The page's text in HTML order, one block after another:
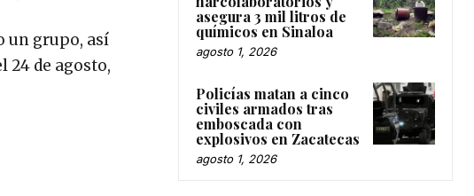
un grupo, así
24 de agosto,
asegura 3 mil litros de
químicos en Sinaloa
agosto 1, 2026
Policías matan a cinco
civiles armados tras
emboscada con
explosivos en Zacatecas
agosto 1, 2026